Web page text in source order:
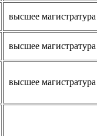
высшее магистратура
высшее магистратура
высшее магистратура